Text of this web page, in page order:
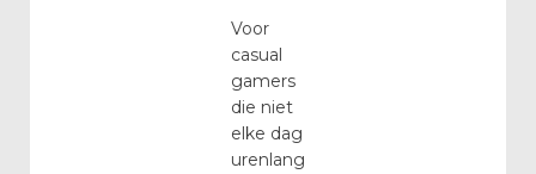
Voor
casual
gamers
die niet
elke dag
urenlang